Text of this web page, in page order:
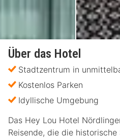
Über das Hotel
Stadtzentrum in
Kostenlos Parken
Idyllische Umgebung
Das Hey Lou Hotel
Reisende, die die